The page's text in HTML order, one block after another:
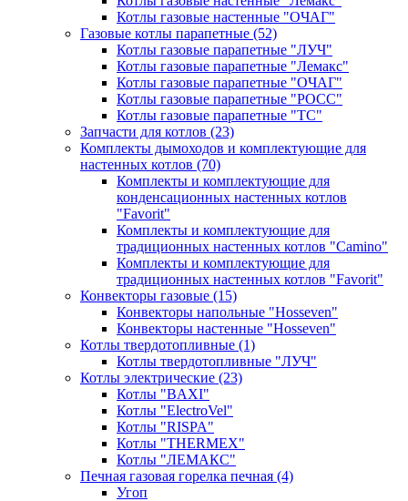
Котлы газовые настенные "ОЧАГ"
Газовые котлы парапетные (52)
Котлы газовые парапетные "ЛУЧ"
Котлы газовые парапетные "Лемакс"
Котлы газовые парапетные "ОЧАГ"
Котлы газовые парапетные "РОСС"
Котлы газовые парапетные "ТС"
Запчасти для котлов (23)
Комплекты дымоходов и комплектующие для
настенных котлов (70)
Комплекты и комплектующие для
конденсационных настенных котлов
"Favorit"
Комплекты и комплектующие для
традиционных настенных котлов "Camino"
Комплекты и комплектующие для
традиционных настенных котлов "Favorit"
Конвекторы газовые (15)
Конвекторы напольные "Hosseven"
Конвекторы настенные "Hosseven"
Котлы твердотопливные (1)
Котлы твердотопливные "ЛУЧ"
Котлы электрические (23)
Котлы "BAXI"
Котлы "ElectroVel"
Котлы "RISPA"
Котлы "THERMEX"
Котлы "ЛЕМАКС"
Печная газовая горелка печная (4)
Угоп